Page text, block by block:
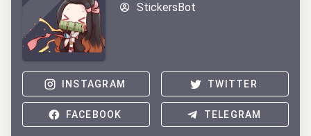
StickersBot
INSTAGRAM TWITTER
FACEBOOK TELEGRAM